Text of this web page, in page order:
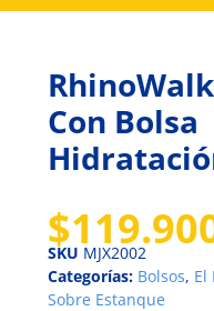
Con Bolsa
$
SKU MJX2002
Categorías: Bolsos, El
Sobre Estanque